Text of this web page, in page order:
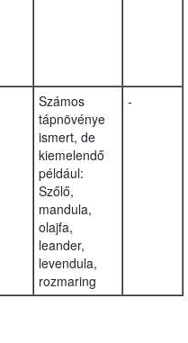
Számos
tápnövénye
ismert, de
kiemelendő
például:
Szőlő,
mandula,
olajfa,
leander,
levendula,
rozmaring
-